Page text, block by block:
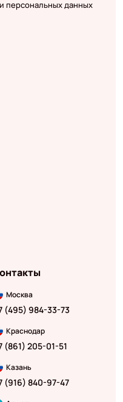
персональных данных
Москва
(495) 984-33-73
Краснодар
(861) 205-01-51
Казань
(916) 840-97-47